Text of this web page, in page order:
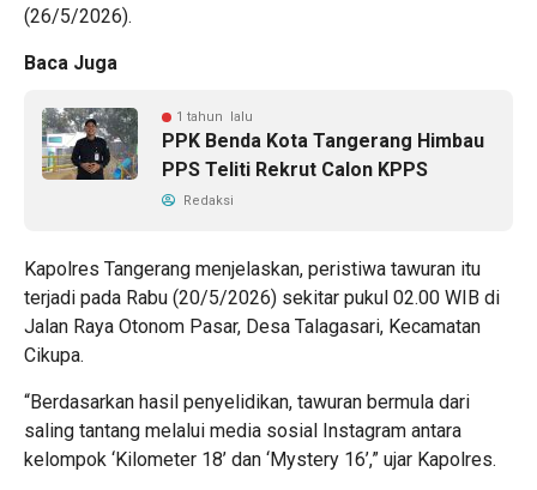
(26/5/2026).
Baca Juga
1 tahun lalu
PPK Benda Kota Tangerang Himbau
PPS Teliti Rekrut Calon KPPS
Redaksi
Kapolres Tangerang menjelaskan, peristiwa tawuran itu
terjadi pada Rabu (20/5/2026) sekitar pukul 02.00 WIB di
Jalan Raya Otonom Pasar, Desa Talagasari, Kecamatan
Cikupa.
“Berdasarkan hasil penyelidikan, tawuran bermula dari
saling tantang melalui media sosial Instagram antara
kelompok ‘Kilometer 18’ dan ‘Mystery 16’,” ujar Kapolres.